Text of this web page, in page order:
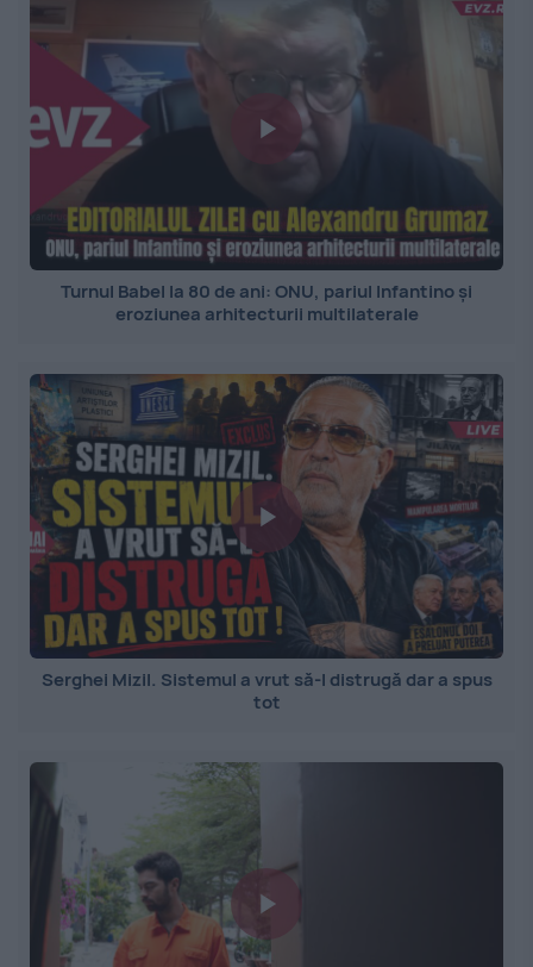
Turnul Babel la 80 de ani: ONU, pariul Infantino și
eroziunea arhitecturii multilaterale
Serghei Mizil. Sistemul a vrut să-l distrugă dar a spus
tot